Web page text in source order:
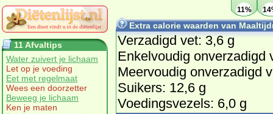
11 Afvaltips
Water zuivert je lichaam
Let op je voeding
Eet met regelmaat
Wees een doorzetter
Beweeg je lichaam
Ken je maten
11%
Extra calorie waarden van
Verzadigd vet: 3,6 g
Enkelvoudig onverzadigd
Meervoudig onverzadigd
Suikers: 12,6 g
Voedingsvezels: 6,0 g